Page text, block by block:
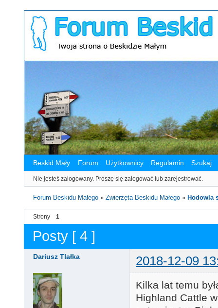
Beskid Mały Forum Użytkownicy Regulamin Szukaj
Nie jesteś zalogowany. Proszę się zalogować lub zarejestrować.
Forum Beskidu Małego »Zwierzęta Beskidu Małego » Hodowla
Strony 1
Posty [ 4 ]
Dariusz Tlałka 2018-12-09
Kilka lat temu
Highland Cattle